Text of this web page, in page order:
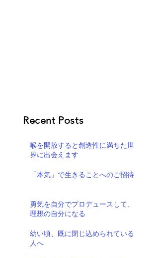
Recent Posts
喉を開放すると創造性に満ちた世
界に出会えます
「本気」で生きることへのご招待
勇気を自分でプロデュースして、
理想の自分になる
幼い頃、既に閉じ込められている
人へ